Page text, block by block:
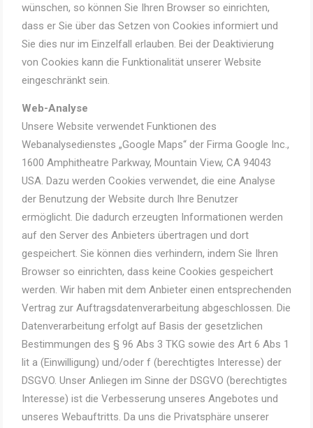
wünschen, so können Sie Ihren Browser so einrichten,
dass er Sie über das Setzen von Cookies informiert und
Sie dies nur im Einzelfall erlauben. Bei der Deaktivierung
von Cookies kann die Funktionalität unserer Website
eingeschränkt sein.
Web-Analyse
Unsere Website verwendet Funktionen des
Webanalysedienstes „Google Maps“ der Firma Google Inc.,
1600 Amphitheatre Parkway, Mountain View, CA 94043
USA. Dazu werden Cookies verwendet, die eine Analyse
der Benutzung der Website durch Ihre Benutzer
ermöglicht. Die dadurch erzeugten Informationen werden
auf den Server des Anbieters übertragen und dort
gespeichert. Sie können dies verhindern, indem Sie Ihren
Browser so einrichten, dass keine Cookies gespeichert
werden. Wir haben mit dem Anbieter einen entsprechenden
Vertrag zur Auftragsdatenverarbeitung abgeschlossen. Die
Datenverarbeitung erfolgt auf Basis der gesetzlichen
Bestimmungen des § 96 Abs 3 TKG sowie des Art 6 Abs 1
lit a (Einwilligung) und/oder f (berechtigtes Interesse) der
DSGVO. Unser Anliegen im Sinne der DSGVO (berechtigtes
Interesse) ist die Verbesserung unseres Angebotes und
unseres Webauftritts. Da uns die Privatsphäre unserer